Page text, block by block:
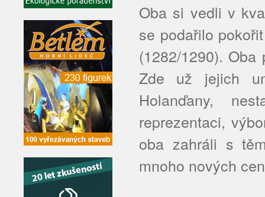
Oba si vedli v
se podařilo
(1282/1290).
Zde už jejich
Holanďany,
reprezentaci,
oba zahráli s
mnoho nových